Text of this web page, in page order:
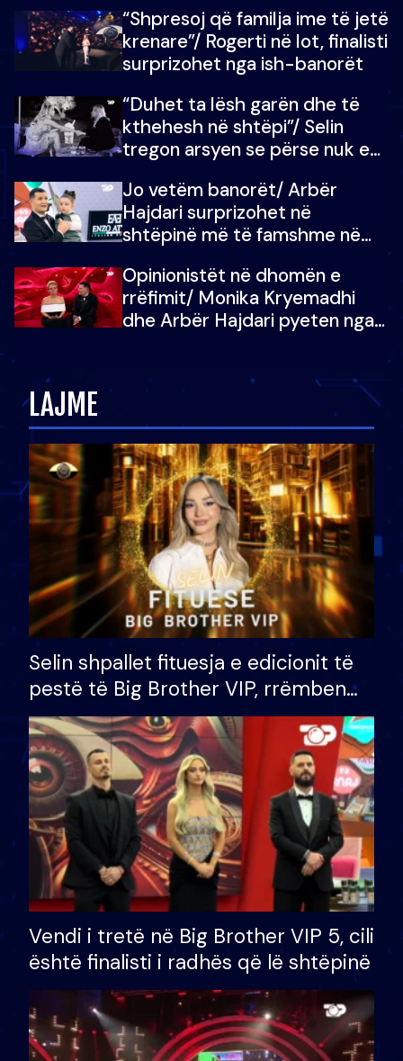
mban dot lotët: Nuk meritoj…
“Shpresoj që familja ime të jetë
krenare”/ Rogerti në lot, finalisti
surprizohet nga ish-banorët
“Duhet ta lësh garën dhe të
kthehesh në shtëpi”/ Selin
tregon arsyen se përse nuk e
çoja luftën time deri në fund
Jo vetëm banorët/ Arbër
Hajdari surprizohet në
shtëpinë më të famshme në
vajzën e tij
Opinionistët në dhomën e
rrëfimit/ Monika Kryemadhi
dhe Arbër Hajdari pyeten nga
LAJME
Selin shpallet fituesja e edicionit të
pestë të Big Brother VIP, rrëmben
çmimin e madh prej 100 mijë eurosh
Vendi i tretë në Big Brother VIP 5, cili
është finalisti i radhës që lë shtëpinë